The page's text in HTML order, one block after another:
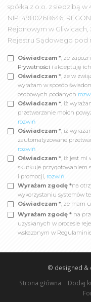
spółka z o.o. z siedzibą w
NIP: 4980268646,
Rejonowym w Gliwicach,
Rejestru Sądowego pod
Oświadczam *, że
Prywatności i akceptuję
Oświadczam *, że w
wyrażam w sposób
osobowych podanych
Oświadczam *, iż
przetwarzanie moich
rozwiń
Oświadczam *, iż
zautomatyzowane
rozwiń
Oświadczam *, iż jest mi
skutkuje przygotowaniem
i promocji, rozwiń
Wyrażam zgodę *na
wykorzystaniu systemów
Oświadczam *, że mam
Wyrażam zgodę * na
uzyskanych w procesie
wskazanym w
© designed &
Strona główna
Dodaj